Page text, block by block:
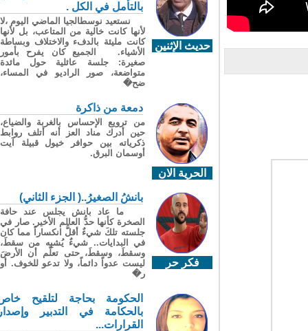
حديث الإثنين
بالتأمل في الكل .
نستعيد نوسطالجيا الماضي اليوم ،لا
لأنها كانت خالية من المتاعب، بل لأنها
كانت مليئة بالدفء والاختلاف وبساطة
الأشياء. الجميع كان يفرح بأمور
صغيرة: جلسة عائلية حول مائدة
متواضعة، صور الراديو في المساء،
ضح�
الحرية الان
دمعة من ذاكرة
من ترويع الإحساس بالغربة والضياع،
حين أدرك مناد العز أنه أتلف روابط
ذكرياته بين حوافر خيول قبيلة آيت
أوسمان البرق.
فكر حر
بانشُ الصغيرُ..( الجزء الثاني)
ما عاد بانش يجلس عند حافة
الصخرة كأنها حدُّ العالم الأخير. صار في
جلسته تلكَ شيءٌ أقلُّ انكساراً مما كان
في البدايات.. شيءٌ يُشبِه من سقطَ،
وسقطَ، وسقطَ، حتى تعلّم أن الأرضَ
ليست عدواً دائماً، ولا تدعو للخوف. أو
ر�
الحكومة بحاجة لتلقيح خاص
بالحكامة في التدبير وإصدار
القرارات...